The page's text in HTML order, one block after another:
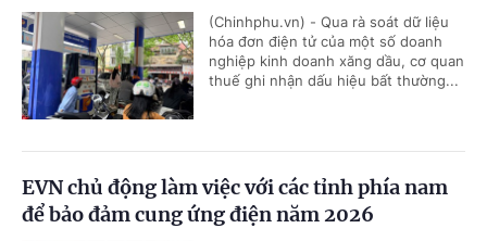
(Chinhphu.vn) - Qua rà soát dữ liệu
hóa đơn điện tử của một số doanh
nghiệp kinh doanh xăng dầu, cơ quan
thuế ghi nhận dấu hiệu bất thường...
EVN chủ động làm việc với các tỉnh phía nam
để bảo đảm cung ứng điện năm 2026